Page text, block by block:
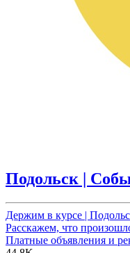
Подольск |
Держим в курсе |
Расскажем, что
Платные объявления и